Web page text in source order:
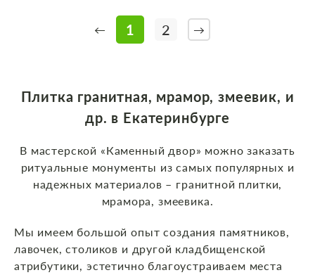
← 1 2 →
Плитка гранитная, мрамор, змеевик, и
др. в Екатеринбурге
В мастерской «Каменный двор» можно заказать
ритуальные монументы из самых популярных и
надежных материалов – гранитной плитки,
мрамора, змеевика.
Мы имеем большой опыт создания памятников,
лавочек, столиков и другой кладбищенской
атрибутики, эстетично благоустраиваем места